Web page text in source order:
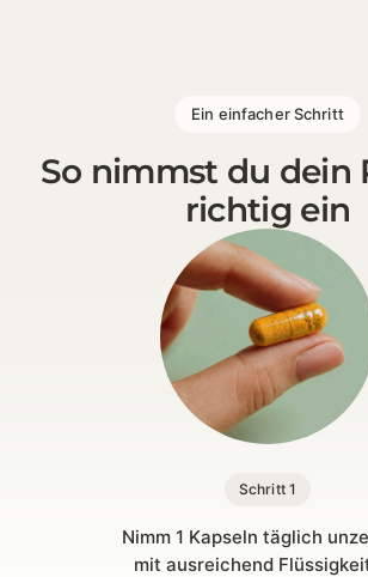
Ein einfacher Schritt
So nimmst du dein
richtig ein
Schritt 1
Nimm 1 Kapseln täglich
mit ausreichend
1 [https://echt-vital.de/media/8d/